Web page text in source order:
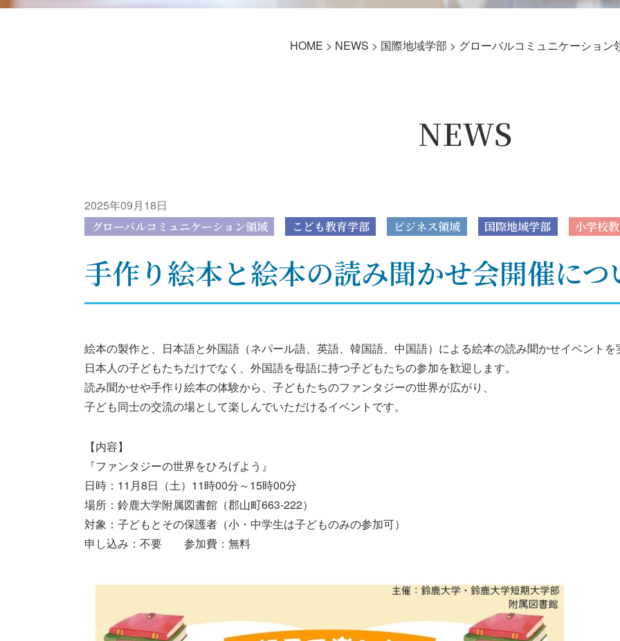
HOME > NEWS > 国際地域学部 > グローバルコミュニケーション
NEWS
2025年09月18日
グローバルコミュニケーション領域
こども教育学部 ビジネス領域 国際地域学部 小学校
手作り絵本と絵本の読み聞かせ会開催につ
絵本の製作と、日本語と外国語（ネパール語、英語、韓国語、中国語）による絵本の読み聞かせイベントを
日本人の子どもたちだけでなく、外国語を母語に持つ子どもたちの参加を歓迎します。
読み聞かせや手作り絵本の体験から、子どもたちのファンタジーの世界が広がり、
子ども同士の交流の場として楽しんでいただけるイベントです。
【内容】
『ファンタジーの世界をひろげよう』
日時：11月8日（土）11時00分～15時00分
場所：鈴鹿大学附属図書館（郡山町663-222）
対象：子どもとその保護者（小・中学生は子どものみの参加可）
申し込み：不要 参加費：無料